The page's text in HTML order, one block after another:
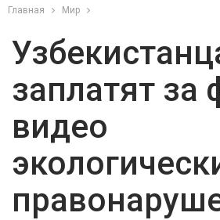
Главная Мир
заплатят за
видео